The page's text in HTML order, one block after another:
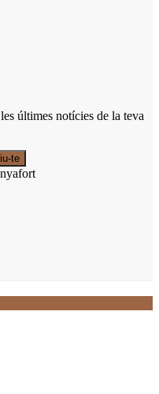
últimes notícies de la teva